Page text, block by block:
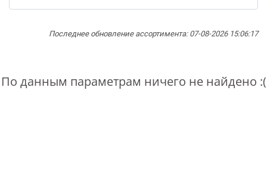
Последнее обновление ассортимента: 07-08-2026 15:06:17
По данным параметрам ничего не найдено :(